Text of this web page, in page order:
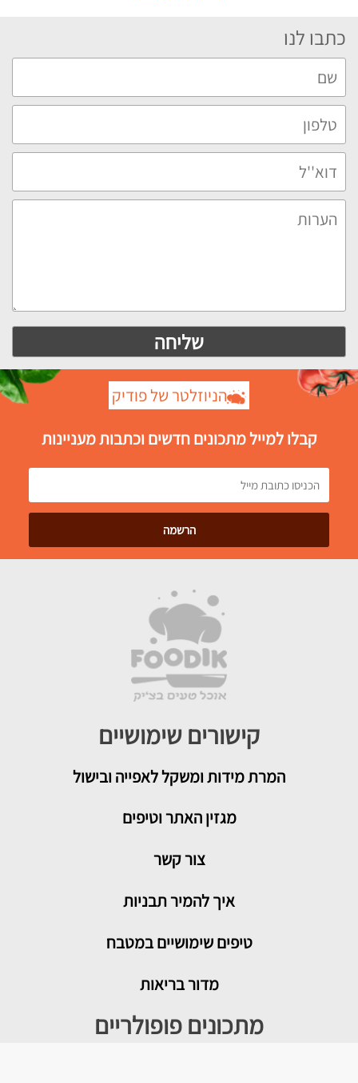
כתבו לנו
הניוזלטר של פודיק
קבלו למייל מתכונים חדשים וכתבות מעניינות
קישורים שימושיים
המרת מידות ומשקל לאפייה ובישול
מגזין האתר וטיפים
צור קשר
איך להמיר תבניות
טיפים שימושיים במטבח
מדור בריאות
מתכונים פופולריים